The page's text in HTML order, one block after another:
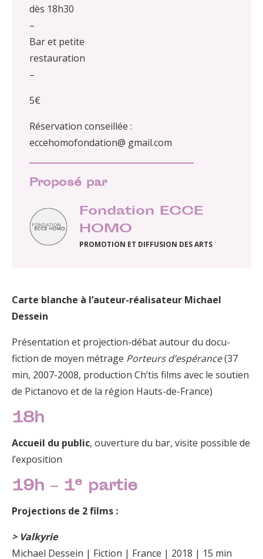
dès 18h30
–
Bar et petite
restauration
–
5€
Réservation conseillée :
eccehomofondation@ gmail.com
Proposé par
Fondation ECCE
HOMO
PROMOTION ET DIFFUSION DES ARTS
Carte blanche à l’auteur-réalisateur Michael
Dessein
Présentation et projection-débat autour du docu-
fiction de moyen métrage Porteurs d’espérance(37
min, 2007-2008, production Ch’tis films avec le soutien
de Pictanovo et de la région Hauts-de-France)
18h
Accueil du public, ouverture du bar, visite possible de
l’exposition
19h – 1e partie
Projections de 2 films :
> Valkyrie
Michael Dessein | Fiction | France | 2018 | 15 min